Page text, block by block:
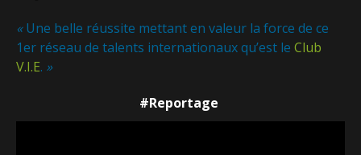
«Une belle réussite mettant en valeur la force de ce
1er réseau de talents internationaux qu’est le Club
V.I.E. »
#Reportage